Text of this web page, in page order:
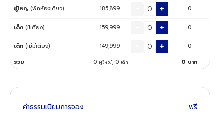
ผู้ใหญ่ (พักห้องเดี่ยว) 185,899 0
เด็ก (มีเตียง) 159,999 0
เด็ก (ไม่มีเตียง) 149,999
0
รวม
0 ผู้ใหญ่, 0 เด็ก 0 บาท
ค่าธรรมเนียมการจอง
ฟรี
ทัวร์บาหลี
ทัวร์นิวซีแลนด์